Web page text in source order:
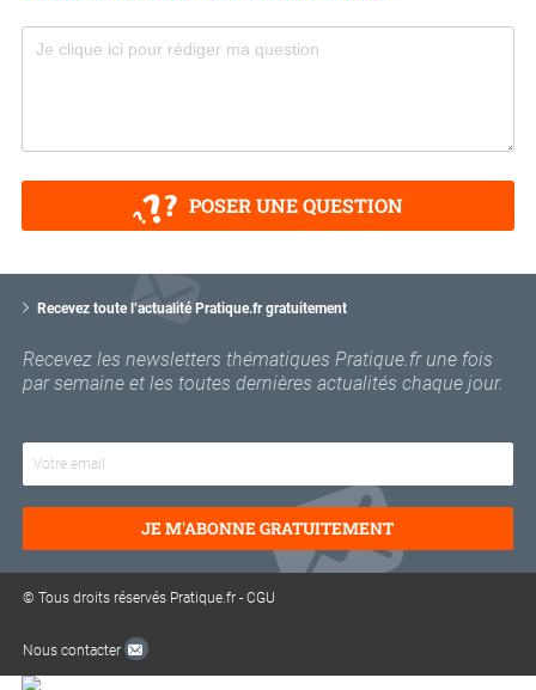
POSER UNE QUESTION
Recevez toute l’actualité Pratique.fr gratuitement
Recevez les newsletters thématiques Pratique.fr une fois
par semaine et les toutes dernières actualités chaque jour.
o
r
e
e
JE M'ABONNE GRATUITEMENT
© Tous droits réservés Pratique.fr -CGU
Nous contacter